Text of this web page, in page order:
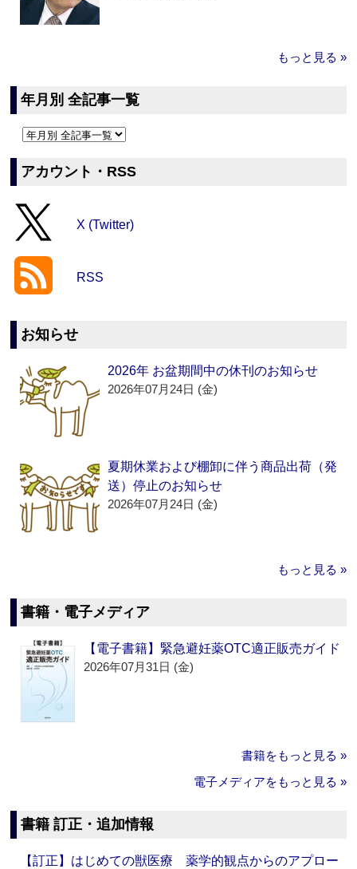
もっと見る »
年月別 全記事一覧
アカウント・RSS
X (Twitter)
RSS
お知らせ
2026年 お盆期間中の休刊のお知らせ
2026年07月24日 (金)
夏期休業および棚卸に伴う商品出荷（発
送）停止のお知らせ
2026年07月24日 (金)
もっと見る »
書籍・電子メディア
【電子書籍】緊急避妊薬OTC適正販売ガイド
2026年07月31日 (金)
書籍をもっと見る »
電子メディアをもっと見る »
書籍 訂正・追加情報
【訂正】はじめての獣医療 薬学的観点からのアプロー